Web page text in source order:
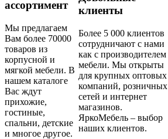
ассортимент
Мы предлагаем
Вам более 70000
товаров из
корпусной и
мягкой мебели. В
нашем каталоге
Вас ждут
прихожие,
гостиные,
спальни, детские
и многое другое.
клиенты
Более 5 000 клиентов
сотрудничают с нами
как с производителем
мебели. Мы открыты
для крупных оптовых
компаний, розничных
сетей и интернет
магазинов.
ЯркоМебель – выбор
наших клиентов.